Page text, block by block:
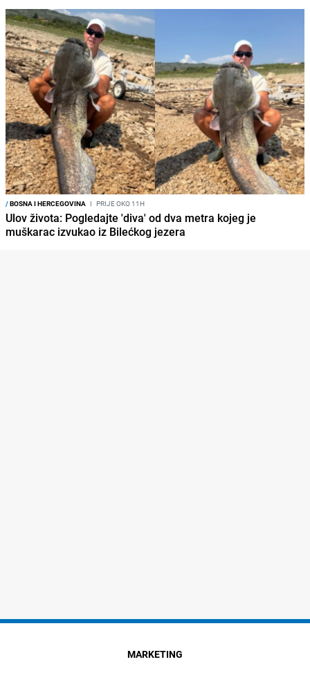
/BOSNA I HERCEGOVINA I PRIJE OKO 11H
Ulov života: Pogledajte 'diva' od dva metra kojeg je
muškarac izvukao iz Bilećkog jezera
MARKETING